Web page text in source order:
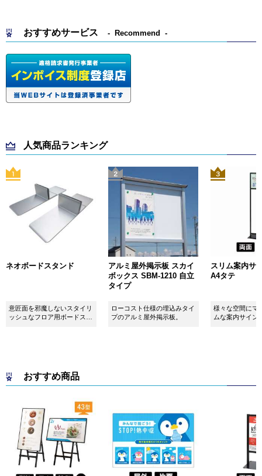
おすすめサービス Recommend
人気商品ランキング
ネオボードスタンド
意匠面を邪魔しないスタイリ
ッシュなフロア用ボードスタ
アルミ屋外掲示板 スカイ
ボックス SBM-1210 自立
タイプ
ローコスト仕様の埋込みタイ
プのアルミ屋外掲示板。
スリム案内サ
A4タテ
様々な空間にマ
ムな案内サイン
おすすめ商品